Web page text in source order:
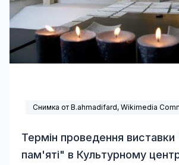
Снимка от B.ahmadifard, Wikimedia
Термін проведення виставки
пам'яті" в Культурному